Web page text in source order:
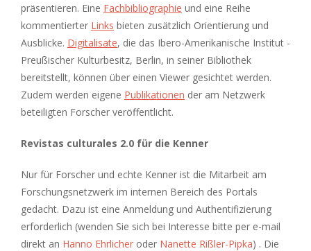
präsentieren. Eine Fachbibliographie und eine Reihe
kommentierter Links bieten zusätzlich Orientierung und
Ausblicke. Digitalisate, die das Ibero-Amerikanische Institut -
Preußischer Kulturbesitz, Berlin, in seiner Bibliothek
bereitstellt, können über einen Viewer gesichtet werden.
Zudem werden eigene Publikationen der am Netzwerk
beteiligten Forscher veröffentlicht.
Revistas culturales 2.0 für die Kenner
Nur für Forscher und echte Kenner ist die Mitarbeit am
Forschungsnetzwerk im internen Bereich des Portals
gedacht. Dazu ist eine Anmeldung und Authentifizierung
erforderlich (wenden Sie sich bei Interesse bitte per e-mail
direkt an Hanno Ehrlicher oder Nanette Rißler-Pipka) . Die